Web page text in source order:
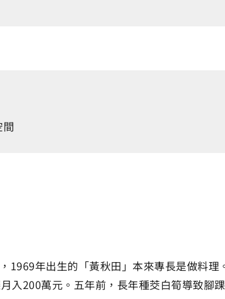
間
1969年出生的「黃秋田」本來專長是做料
入200萬元。五年前，長年種茭白筍導致腳